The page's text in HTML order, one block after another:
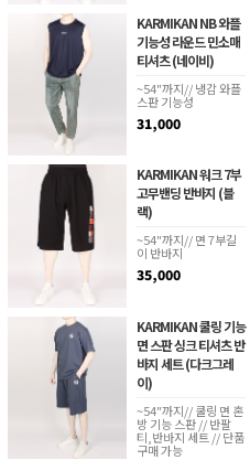
KARMIKAN NB 와플
기능성 라운드 민소매
티셔츠 (네이비)
~54"까지// 냉감 와플
스판 기능성
31,000
KARMIKAN 워크 7부
고무밴딩 반바지 (블
랙)
~54"까지// 면 7부길
이 반바지
35,000
KARMIKAN 쿨링 기능
면 스판 싱크 티셔츠 반
바지 세트 (다크그레
이)
~54"까지// 쿨링 면 혼
방 기능 스판 // 반팔
티,반바지 세트 // 단품
구매 가능